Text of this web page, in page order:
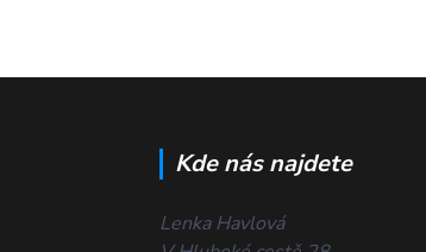
Kde nás najdete
Lenka Havlová